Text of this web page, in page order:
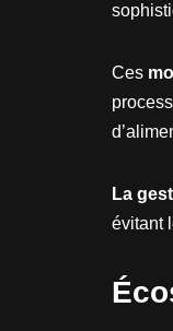
Ces
La
évitant